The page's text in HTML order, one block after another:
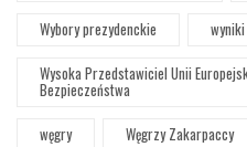
Wybory prezydenckie
wyniki
Wysoka Przedstawiciel Unii
Bezpieczeństwa
węgry
Węgrzy Zakarpaccy